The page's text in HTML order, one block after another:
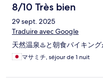
8/10 Très bien
29 sept. 2025
Traduire avec Google
天然温泉♨️と朝食バイキング
マサミチ, séjour de 1 nuit